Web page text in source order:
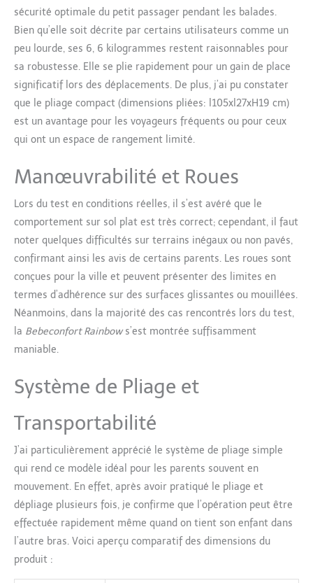
sécurité optimale du petit passager pendant les balades.
Bien qu’elle soit décrite par certains utilisateurs comme un
peu lourde, ses 6, 6 kilogrammes restent raisonnables pour
sa robustesse. Elle se plie rapidement pour un gain de place
significatif lors des déplacements. De plus, j’ai pu constater
que le pliage compact (dimensions pliées: l105xl27xH19 cm)
est un avantage pour les voyageurs fréquents ou pour ceux
qui ont un espace de rangement limité.
Manœuvrabilité et Roues
Lors du test en conditions réelles, il s’est avéré que le
comportement sur sol plat est très correct; cependant, il faut
noter quelques difficultés sur terrains inégaux ou non pavés,
confirmant ainsi les avis de certains parents. Les roues sont
conçues pour la ville et peuvent présenter des limites en
termes d’adhérence sur des surfaces glissantes ou mouillées.
Néanmoins, dans la majorité des cas rencontrés lors du test,
la Bebeconfort Rainbows’est montrée suffisamment
maniable.
Système de Pliage et
Transportabilité
J’ai particulièrement apprécié le système de pliage simple
qui rend ce modèle idéal pour les parents souvent en
mouvement. En effet, après avoir pratiqué le pliage et
dépliage plusieurs fois, je confirme que l’opération peut être
effectuée rapidement même quand on tient son enfant dans
l’autre bras. Voici aperçu comparatif des dimensions du
produit :